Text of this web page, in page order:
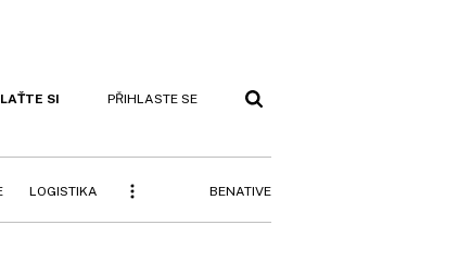
SI PŘIHLASTE SE
LOGISTIKA BENATIVE